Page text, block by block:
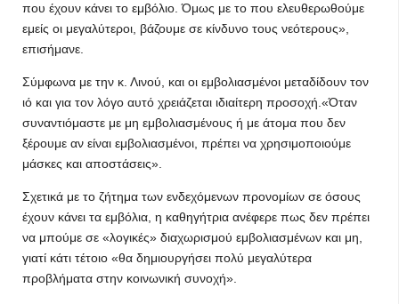
που έχουν κάνει το εμβόλιο. Όμως με το που ελευθερωθούμε
εμείς οι μεγαλύτεροι, βάζουμε σε κίνδυνο τους νεότερους»,
επισήμανε.
Σύμφωνα με την κ. Λινού, και οι εμβολιασμένοι μεταδίδουν τον
ιό και για τον λόγο αυτό χρειάζεται ιδιαίτερη προσοχή.«Όταν
συναντιόμαστε με μη εμβολιασμένους ή με άτομα που δεν
ξέρουμε αν είναι εμβολιασμένοι, πρέπει να χρησιμοποιούμε
μάσκες και αποστάσεις».
Σχετικά με το ζήτημα των ενδεχόμενων προνομίων σε όσους
έχουν κάνει τα εμβόλια, η καθηγήτρια ανέφερε πως δεν πρέπει
να μπούμε σε «λογικές» διαχωρισμού εμβολιασμένων και μη,
γιατί κάτι τέτοιο «θα δημιουργήσει πολύ μεγαλύτερα
προβλήματα στην κοινωνική συνοχή».